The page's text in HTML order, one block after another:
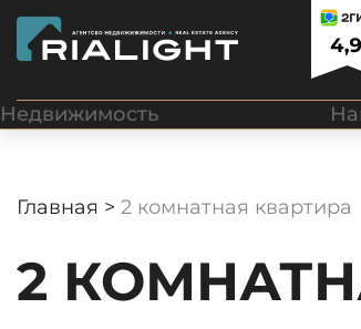
Недвижимость
Главная > 2 комнатная квартира
2